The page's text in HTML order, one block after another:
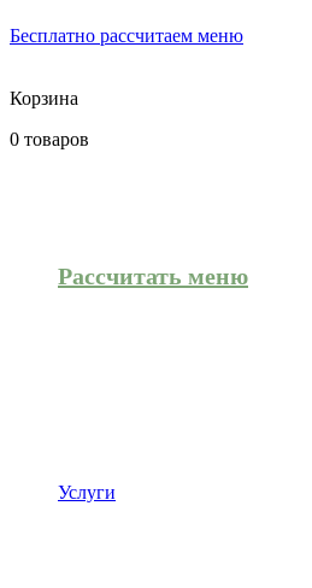
Бесплатно рассчитаем меню
Корзина
0 товаров
Рассчитать меню
Услуги